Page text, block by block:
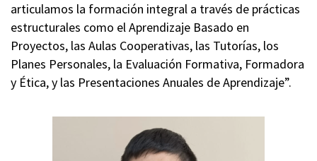
articulamos la formación integral a través de prácticas
estructurales como el Aprendizaje Basado en
Proyectos, las Aulas Cooperativas, las Tutorías, los
Planes Personales, la Evaluación Formativa, Formadora
y Ética, y las Presentaciones Anuales de Aprendizaje”.